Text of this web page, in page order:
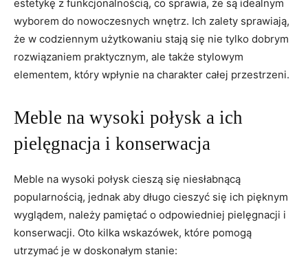
estetykę z funkcjonalnością, co⁢ sprawia, że są ​idealnym
wyborem do nowoczesnych wnętrz. Ich zalety sprawiają,
że ​w codziennym użytkowaniu stają się nie tylko dobrym
rozwiązaniem ‌praktycznym, ale także stylowym⁢
elementem, ⁣który ‌wpłynie na charakter całej przestrzeni.
Meble na wysoki połysk⁢ a ich
pielęgnacja‌ i ⁢konserwacja
Meble na wysoki połysk cieszą się niesłabnącą
popularnością, jednak aby‌ długo cieszyć się ich pięknym
wyglądem, ⁤należy pamiętać ​o odpowiedniej ⁣pielęgnacji i
konserwacji.⁤ Oto kilka ⁤wskazówek, które pomogą
utrzymać je ​w doskonałym stanie: